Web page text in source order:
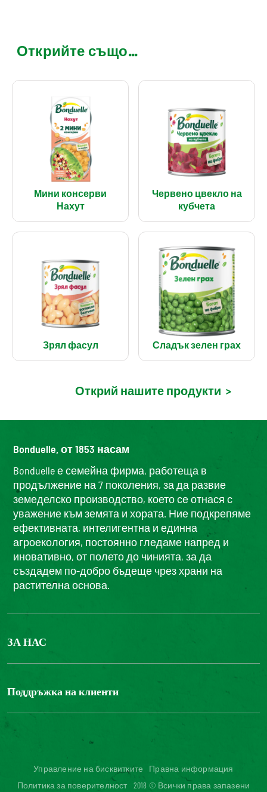
Открийте също...
Мини консерви
Нахут
Червено цвекло на
кубчета
Зрял фасул Сладък зелен грах
Открий нашите продукти >
Bonduelle, от 1853 насам
Bonduelle е семейна фирма, работеща в
продължение на 7 поколения, за да развие
земеделско производство, което се отнася с
уважение към земята и хората. Ние подкрепяме
ефективната, интелигентна и единна
агроекология, постоянно гледаме напред и
иновативно, от полето до чинията, за да
създадем по-добро бъдеще чрез храни на
растителна основа.
ЗА НАС
БОНДЮЕЛ ГРУП
Поддръжка на клиенти
Свържете се с нас
Достъпност на уебсайта: не е съвместим
Управление на бисквитките
Правна информация
Политика за поверителност
2018 © Всички права запазени